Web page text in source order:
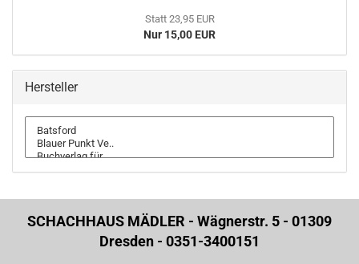
Statt 23,95 EUR
Nur 15,00 EUR
Hersteller
SCHACHHAUS MÄDLER - Wägnerstr. 5 - 01309
Dresden - 0351-3400151